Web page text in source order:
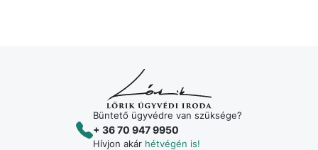
Büntető ügyvédre van szüksége?
+ 36 70 947 9950
Hívjon akár hétvégén is!